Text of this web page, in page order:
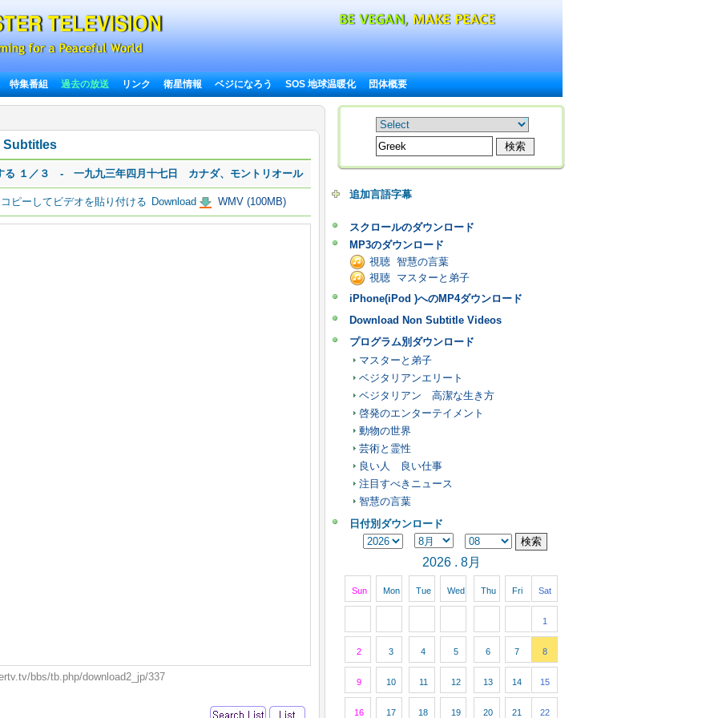
特集番組 過去の放送 リンク 衛星情報 ベジになろう SOS 地球温暖化 団体概要
Subtitles
る １／３ ‐ 一九九三年四月十七日 カナダ、モントリオール
ピーしてビデオを貼り付ける Download WMV (100MB)
bbs/tb.php/download2_jp/337
追加言語字幕
スクロールのダウンロード
MP3のダウンロード
視聴 智慧の言葉
視聴 マスターと弟子
iPhone(iPod )へのMP4ダウンロード
Download Non Subtitle Videos
プログラム別ダウンロード
マスターと弟子
ベジタリアンエリート
ベジタリアン 高潔な生き方
啓発のエンターテイメント
動物の世界
芸術と霊性
良い人 良い仕事
注目すべきニュース
智慧の言葉
日付別ダウンロード
2026 . 8月
Sun Mon Tue Wed Thu Fri Sat
1
2 3 4 5 6 7 8
9 10 11 12 13 14 15
16 17 18 19 20 21 22